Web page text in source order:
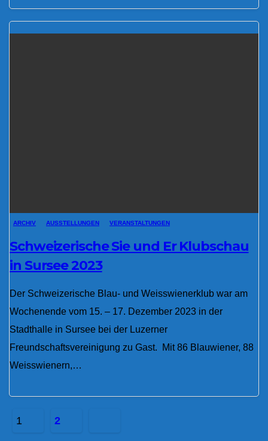
ARCHIV AUSSTELLUNGEN VERANSTALTUNGEN
Schweizerische Sie und Er Klubschau
in Sursee 2023
Der Schweizerische Blau- und Weisswienerklub war am
Wochenende vom 15. – 17. Dezember 2023 in der
Stadthalle in Sursee bei der Luzerner
Freundschaftsvereinigung zu Gast. Mit 86 Blauwiener, 88
Weisswienern,…
Beitragsnavigation
1 2